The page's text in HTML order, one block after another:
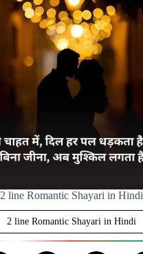
2 line Romantic Shayari in Hindi
2 line Romantic Shayari in Hindi